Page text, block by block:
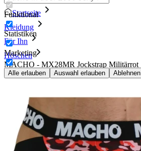
Funktional
Statistiken
Marketing
Alle erlauben Auswahl erlauben Ablehnen
Startseite
Kleidung
Für Ihn
Höschen
MACHO - MX28MR Jockstrap Militärrot